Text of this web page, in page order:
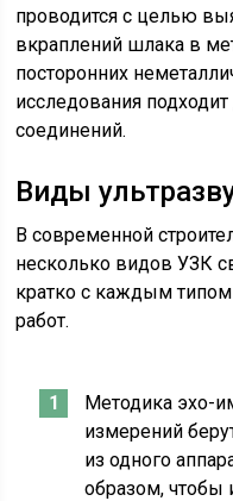
проводится с целью
вкраплений шлака в
посторонних
исследования
соединений.
Виды
В современной
несколько видов УЗК
кратко с каждым типом
работ.
Методика эхо-
измерений
из одного
образом, чтобы